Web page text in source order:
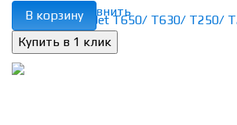
избранное сравнить
В корзину